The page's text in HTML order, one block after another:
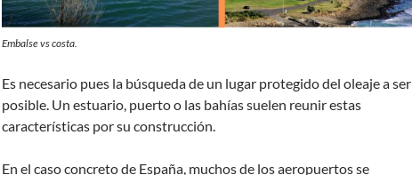
Embalse vs costa.
Es necesario pues la búsqueda de un lugar protegido del oleaje a ser
posible. Un estuario, puerto o las bahías suelen reunir estas
características por su construcción.
En el caso concreto de España, muchos de los aeropuertos se